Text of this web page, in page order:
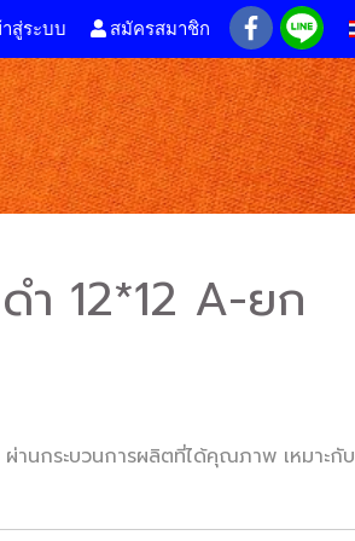
สู่ระบบ สมัครสมาชิก
ำ 12*12 A-ยก
านกระบวนการผลิตที่ได้คุณภาพ เหมาะกับ